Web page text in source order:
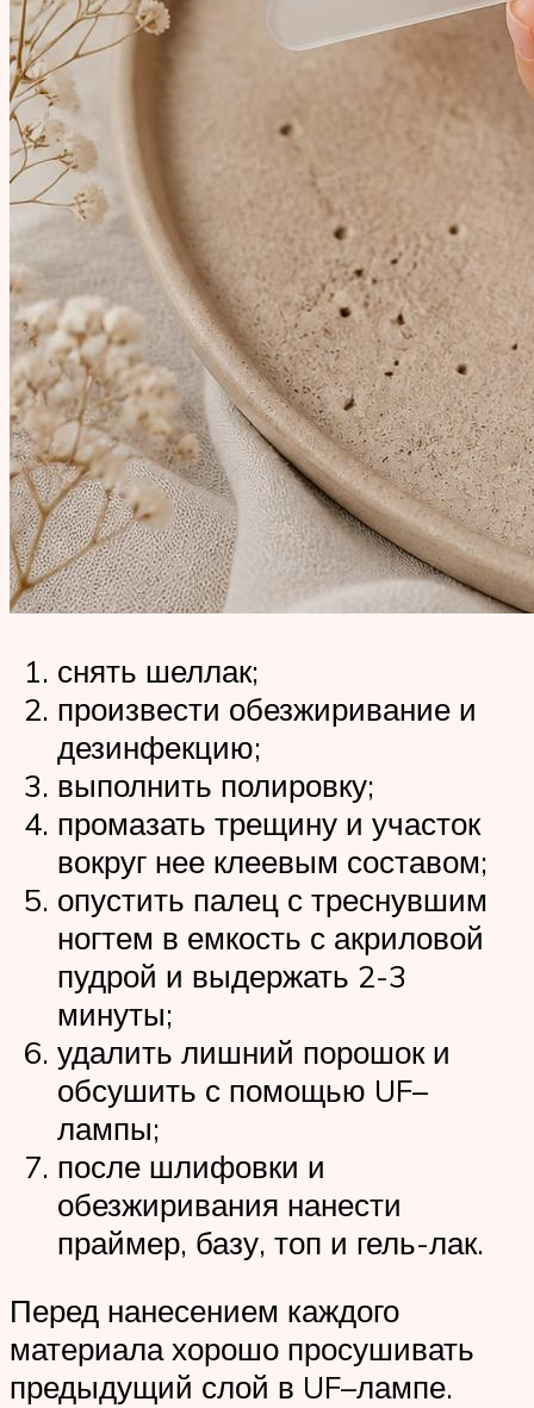
снять шеллак;
произвести обезжиривание и
дезинфекцию;
выполнить полировку;
промазать трещину и участок
вокруг нее клеевым составом;
опустить палец с треснувшим
ногтем в емкость с акриловой
пудрой и выдержать 2-3
минуты;
удалить лишний порошок и
обсушить с помощью UF–
лампы;
после шлифовки и
обезжиривания нанести
праймер, базу, топ и гель-лак.
Перед нанесением каждого
материала хорошо просушивать
предыдущий слой в UF–лампе.